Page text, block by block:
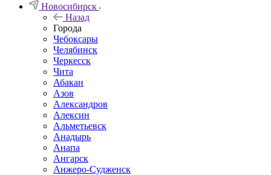
Новосибирск
Назад
Города
Чебоксары
Челябинск
Черкесск
Чита
Абакан
Азов
Александров
Алексин
Альметьевск
Анадырь
Анапа
Ангарск
Анжеро-Судженск